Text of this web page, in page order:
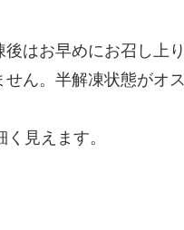
はお早めにお召し上り
ん。半解凍状態がオ
見えます。